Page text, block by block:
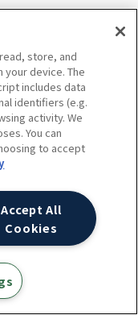
ート
かる ビジネス教養 デ
マーケティング
store, and
device. The
includes data
identifiers (e.g.
activity. We
You can
to accept
Accept All
Cookies